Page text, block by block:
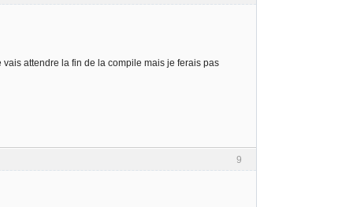
attendre la fin de la compile mais je ferais pas
9